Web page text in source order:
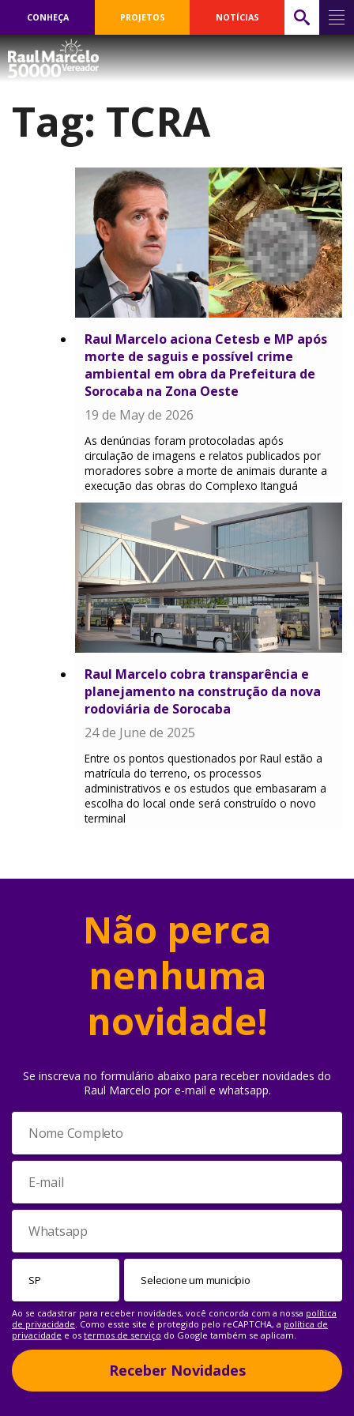
CONHEÇA PROJETOS NOTÍCIAS
Tag: TCRA
Raul Marcelo aciona Cetesb e MP após
morte de saguis e possível crime
ambiental em obra da Prefeitura de
Sorocaba na Zona Oeste
19 de May de 2026
As denúncias foram protocoladas após
circulação de imagens e relatos publicados por
moradores sobre a morte de animais durante a
execução das obras do Complexo Itanguá
​Raul Marcelo cobra transparência e
planejamento na construção da nova
rodoviária de Sorocaba
24 de June de 2025
Entre os pontos questionados por Raul estão a
matrícula do terreno, os processos
administrativos e os estudos que embasaram a
escolha do local onde será construído o novo
terminal
Não perca
nenhuma
novidade!
Se inscreva no formulário abaixo para receber novidades do
Raul Marcelo por e-mail e whatsapp.
Ao se cadastrar para receber novidades, você concorda com a nossa política
de privacidade. Como esste site é protegido pelo reCAPTCHA, a política de
privacidade e os termos de serviço do Google também se aplicam.
Receber Novidades